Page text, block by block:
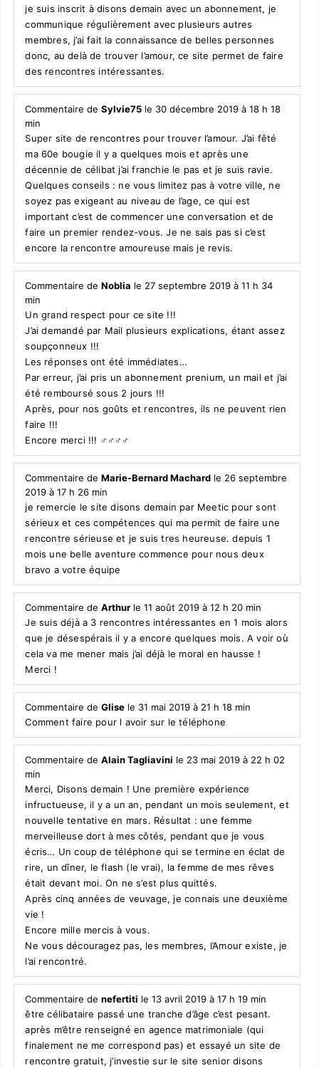
je suis inscrit à disons demain avec un abonnement, je
communique régulièrement avec plusieurs autres
membres, j’ai fait la connaissance de belles personnes
donc, au delà de trouver l’amour, ce site permet de faire
des rencontres intéressantes.
Commentaire deSylvie75 le 30 décembre 2019 à 18 h 18
min
Super site de rencontres pour trouver l’amour. J’ai fêté
ma 60e bougie il y a quelques mois et après une
décennie de célibat j’ai franchie le pas et je suis ravie.
Quelques conseils : ne vous limitez pas à votre ville, ne
soyez pas exigeant au niveau de l’age, ce qui est
important c’est de commencer une conversation et de
faire un premier rendez-vous. Je ne sais pas si c’est
encore la rencontre amoureuse mais je revis.
Commentaire deNoblia le 27 septembre 2019 à 11 h 34
min
Un grand respect pour ce site !!!
J’ai demandé par Mail plusieurs explications, étant assez
soupçonneux !!!
Les réponses ont été immédiates…
Par erreur, j’ai pris un abonnement prenium, un mail et j’ai
été remboursé sous 2 jours !!!
Après, pour nos goûts et rencontres, ils ne peuvent rien
faire !!!
Encore merci !!! ‍♂️‍♂️‍♂️‍♂️
Commentaire deMarie-Bernard Machard le 26 septembre
2019 à 17 h 26 min
je remercie le site disons demain par Meetic pour sont
sérieux et ces compétences qui ma permit de faire une
rencontre sérieuse et je suis tres heureuse. depuis 1
mois une belle aventure commence pour nous deux
bravo a votre équipe
Commentaire deArthur le 11 août 2019 à 12 h 20 min
Je suis déjà a 3 rencontres intéressantes en 1 mois alors
que je désespérais il y a encore quelques mois. A voir où
cela va me mener mais j’ai déjà le moral en hausse !
Merci !
Commentaire deGlise le 31 mai 2019 à 21 h 18 min
Comment faire pour l avoir sur le téléphone
Commentaire deAlain Tagliavini le 23 mai 2019 à 22 h 02
min
Merci, Disons demain ! Une première expérience
infructueuse, il y a un an, pendant un mois seulement, et
nouvelle tentative en mars. Résultat : une femme
merveilleuse dort à mes côtés, pendant que je vous
écris… Un coup de téléphone qui se termine en éclat de
rire, un dîner, le flash (le vrai), la femme de mes rêves
était devant moi. On ne s’est plus quittés.
Après cinq années de veuvage, je connais une deuxième
vie !
Encore mille mercis à vous.
Ne vous découragez pas, les membres, l’Amour existe, je
l’ai rencontré.
Commentaire denefertiti le 13 avril 2019 à 17 h 19 min
être célibataire passé une tranche d’âge c’est pesant.
après m’être renseigné en agence matrimoniale (qui
finalement ne me correspond pas) et essayé un site de
rencontre gratuit, j’investie sur le site senior disons